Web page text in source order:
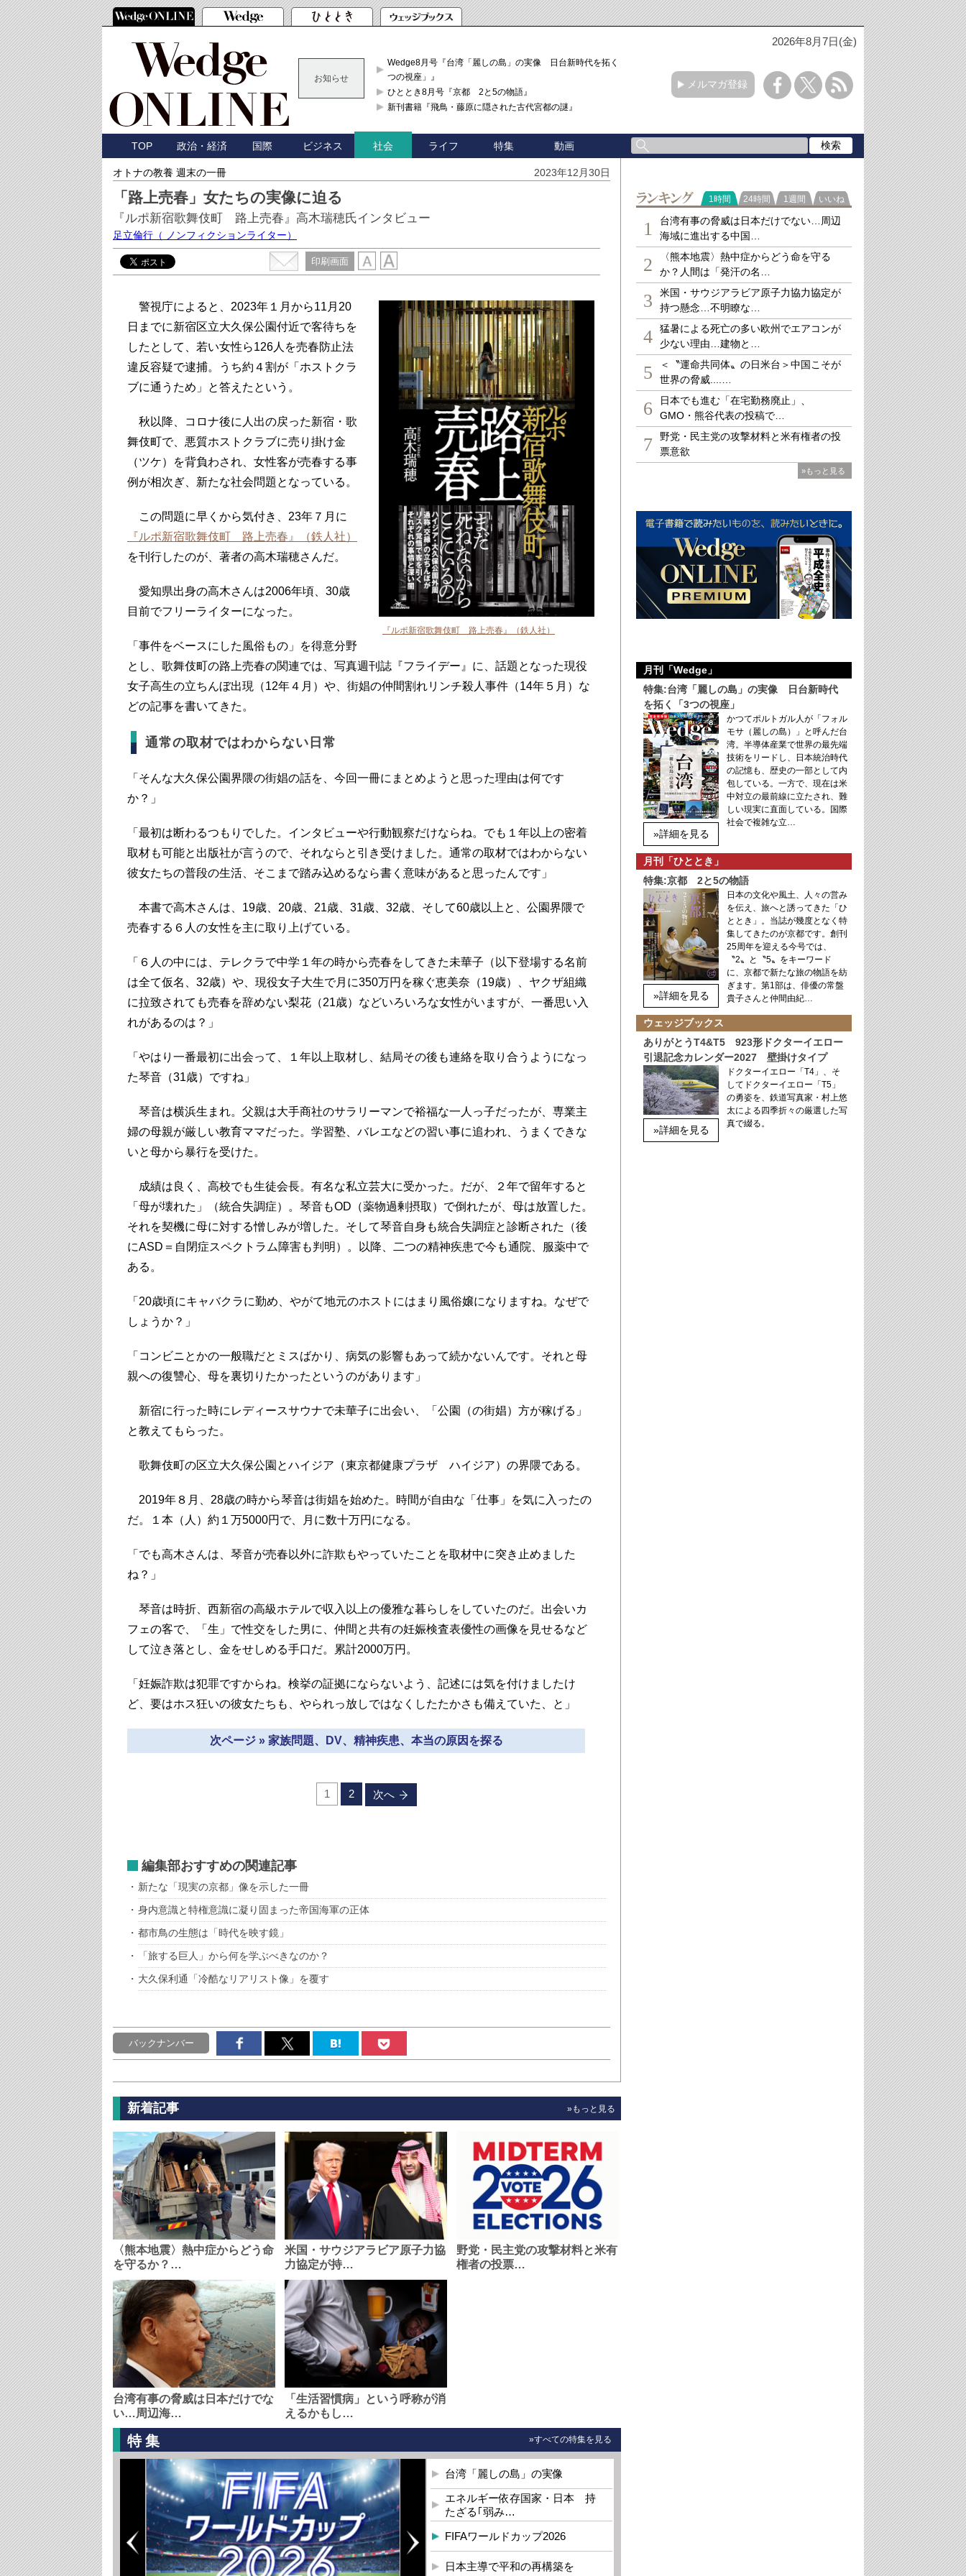
2026年8月7日(金)
お知らせ
Wedge8月号『台湾「麗しの島」の実像 日台新時代を拓く「3
つの視座」』
ひととき8月号『京都 2と5の物語』
新刊書籍『飛鳥・藤原に隠された古代宮都の謎』
メルマガ登録
TOP 政治・経済 国際 ビジネス 社会 ライフ 特集 動画
オトナの教養 週末の一冊 2023年12月30日
「路上売春」女たちの実像に迫る
『ルポ新宿歌舞伎町 路上売春』高木瑞穂氏インタビュー
足立倫行 （ ノンフィクションライター）
印刷画面
『ルポ新宿歌舞伎町 路上売春』（鉄人社）
警視庁によると、2023年１月から11月20
日までに新宿区立大久保公園付近で客待ちを
したとして、若い女性ら126人を売春防止法
違反容疑で逮捕。うち約４割が「ホストクラ
ブに通うため」と答えたという。
秋以降、コロナ後に人出の戻った新宿・歌
舞伎町で、悪質ホストクラブに売り掛け金
（ツケ）を背負わされ、女性客が売春する事
例が相次ぎ、新たな社会問題となっている。
この問題に早くから気付き、23年７月に
『ルポ新宿歌舞伎町 路上売春』（鉄人社）
を刊行したのが、著者の高木瑞穂さんだ。
愛知県出身の高木さんは2006年頃、30歳
目前でフリーライターになった。
「事件をベースにした風俗もの」を得意分野
とし、歌舞伎町の路上売春の関連では、写真週刊誌『フライデー』に、話題となった現役
女子高生の立ちんぼ出現（12年４月）や、街娼の仲間割れリンチ殺人事件（14年５月）な
どの記事を書いてきた。
通常の取材ではわからない日常
「そんな大久保公園界隈の街娼の話を、今回一冊にまとめようと思った理由は何です
か？」
「最初は断わるつもりでした。インタビューや行動観察だけならね。でも１年以上の密着
取材も可能と出版社が言うので、それならと引き受けました。通常の取材ではわからない
彼女たちの普段の生活、そこまで踏み込めるなら書く意味があると思ったんです」
本書で高木さんは、19歳、20歳、21歳、31歳、32歳、そして60歳以上と、公園界隈で
売春する６人の女性を主に取り上げている。
「６人の中には、テレクラで中学１年の時から売春をしてきた未華子（以下登場する名前
は全て仮名、32歳）や、現役女子大生で月に350万円を稼ぐ恵美奈（19歳）、ヤクザ組織
に拉致されても売春を辞めない梨花（21歳）などいろいろな女性がいますが、一番思い入
れがあるのは？」
「やはり一番最初に出会って、１年以上取材し、結局その後も連絡を取り合うようになっ
た琴音（31歳）ですね」
琴音は横浜生まれ。父親は大手商社のサラリーマンで裕福な一人っ子だったが、専業主
婦の母親が厳しい教育ママだった。学習塾、バレエなどの習い事に追われ、うまくできな
いと母から暴行を受けた。
成績は良く、高校でも生徒会長。有名な私立芸大に受かった。だが、２年で留年すると
「母が壊れた」（統合失調症）。琴音もOD（薬物過剰摂取）で倒れたが、母は放置した。
それを契機に母に対する憎しみが増した。そして琴音自身も統合失調症と診断された（後
にASD＝自閉症スペクトラム障害も判明）。以降、二つの精神疾患で今も通院、服薬中で
ある。
「20歳頃にキャバクラに勤め、やがて地元のホストにはまり風俗嬢になりますね。なぜで
しょうか？」
「コンビニとかの一般職だとミスばかり、病気の影響もあって続かないんです。それと母
親への復讐心、母を裏切りたかったというのがあります」
新宿に行った時にレディースサウナで未華子に出会い、「公園（の街娼）方が稼げる」
と教えてもらった。
歌舞伎町の区立大久保公園とハイジア（東京都健康プラザ ハイジア）の界隈である。
2019年８月、28歳の時から琴音は街娼を始めた。時間が自由な「仕事」を気に入ったの
だ。１本（人）約１万5000円で、月に数十万円になる。
「でも高木さんは、琴音が売春以外に詐欺もやっていたことを取材中に突き止めました
ね？」
琴音は時折、西新宿の高級ホテルで収入以上の優雅な暮らしをしていたのだ。出会いカ
フェの客で、「生」で性交をした男に、仲間と共有の妊娠検査表優性の画像を見せるなど
して泣き落とし、金をせしめる手口だ。累計2000万円。
「妊娠詐欺は犯罪ですからね。検挙の証拠にならないよう、記述には気を付けましたけ
ど、要はホス狂いの彼女たちも、やられっ放しではなくしたたかさも備えていた、と」
次ページ » 家族問題、DV、精神疾患、本当の原因を探る
1 2 次へ
編集部おすすめの関連記事
新たな「現実の京都」像を示した一冊
身内意識と特権意識に凝り固まった帝国海軍の正体
都市鳥の生態は「時代を映す鏡」
「旅する巨人」から何を学ぶべきなのか？
大久保利通「冷酷なリアリスト像」を覆す
バックナンバー
新着記事 »もっと見る
〈熊本地震〉熱中症からどう命
を守るか？…
米国・サウジアラビア原子力協
力協定が持…
野党・民主党の攻撃材料と米有
権者の投票…
台湾有事の脅威は日本だけでな
い…周辺海…
「生活習慣病」という呼称が消
えるかもし…
特集 »すべての特集を見る
台湾「麗しの島」の実像
エネルギー依存国家・日本 持
たざる｢弱み…
FIFAワールドカップ2026
日本主導で平和の再構築を
ランキング
1時間 24時間 1週間 いいね
1
台湾有事の脅威は日本だけでない…周辺
海域に進出する中国…
2
〈熊本地震〉熱中症からどう命を守る
か？人間は「発汗の名…
3
米国・サウジアラビア原子力協力協定が
持つ懸念…不明瞭な…
4
猛暑による死亡の多い欧州でエアコンが
少ない理由…建物と…
5
＜〝運命共同体〟の日米台＞中国こそが
世界の脅威....…
6
日本でも進む「在宅勤務廃止」、
GMO・熊谷代表の投稿で…
7
野党・民主党の攻撃材料と米有権者の投
票意欲
»もっと見る
月刊「Wedge」
特集:台湾「麗しの島」の実像 日台新時代
を拓く「3つの視座」
»詳細を見る
かつてポルトガル人が「フォル
モサ（麗しの島）」と呼んだ台
湾。半導体産業で世界の最先端
技術をリードし、日本統治時代
の記憶も、歴史の一部として内
包している。一方で、現在は米
中対立の最前線に立たされ、難
しい現実に直面している。国際
社会で複雑な立…
月刊「ひととき」
特集:京都 2と5の物語
»詳細を見る
日本の文化や風土、人々の営み
を伝え、旅へと誘ってきた「ひ
ととき」。当誌が幾度となく特
集してきたのが京都です。創刊
25周年を迎える今号では、
〝2〟と〝5〟をキーワード
に、京都で新たな旅の物語を紡
ぎます。第1部は、俳優の常盤
貴子さんと仲間由紀…
ウェッジブックス
ありがとうT4&T5 923形ドクターイエロー
引退記念カレンダー2027 壁掛けタイプ
»詳細を見る
ドクターイエロー「T4」、そ
してドクターイエロー「T5」
の勇姿を、鉄道写真家・村上悠
太による四季折々の厳選した写
真で綴る。